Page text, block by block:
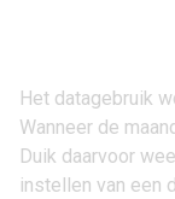
Het datagebruik
Wanneer de
Duik daarvoor
instellen van een